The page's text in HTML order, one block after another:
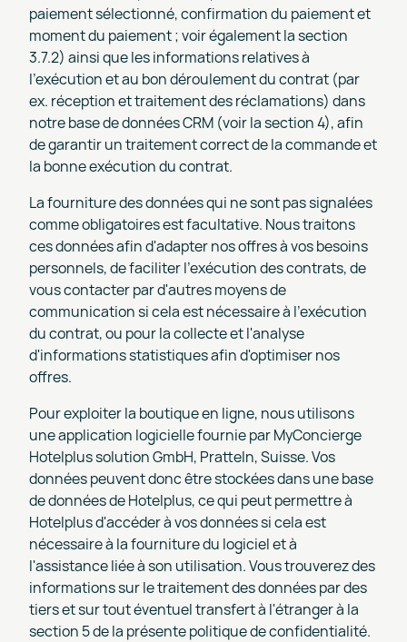
paiement sélectionné, confirmation du paiement et
moment du paiement ; voir également la section
3.7.2) ainsi que les informations relatives à
l'exécution et au bon déroulement du contrat (par
ex. réception et traitement des réclamations) dans
notre base de données CRM (voir la section 4), afin
de garantir un traitement correct de la commande et
la bonne exécution du contrat.
La fourniture des données qui ne sont pas signalées
comme obligatoires est facultative. Nous traitons
ces données afin d'adapter nos offres à vos besoins
personnels, de faciliter l'exécution des contrats, de
vous contacter par d'autres moyens de
communication si cela est nécessaire à l'exécution
du contrat, ou pour la collecte et l'analyse
d'informations statistiques afin d'optimiser nos
offres.
Pour exploiter la boutique en ligne, nous utilisons
une application logicielle fournie par MyConcierge
Hotelplus solution GmbH, Pratteln, Suisse. Vos
données peuvent donc être stockées dans une base
de données de Hotelplus, ce qui peut permettre à
Hotelplus d'accéder à vos données si cela est
nécessaire à la fourniture du logiciel et à
l'assistance liée à son utilisation. Vous trouverez des
informations sur le traitement des données par des
tiers et sur tout éventuel transfert à l'étranger à la
section 5 de la présente politique de confidentialité.